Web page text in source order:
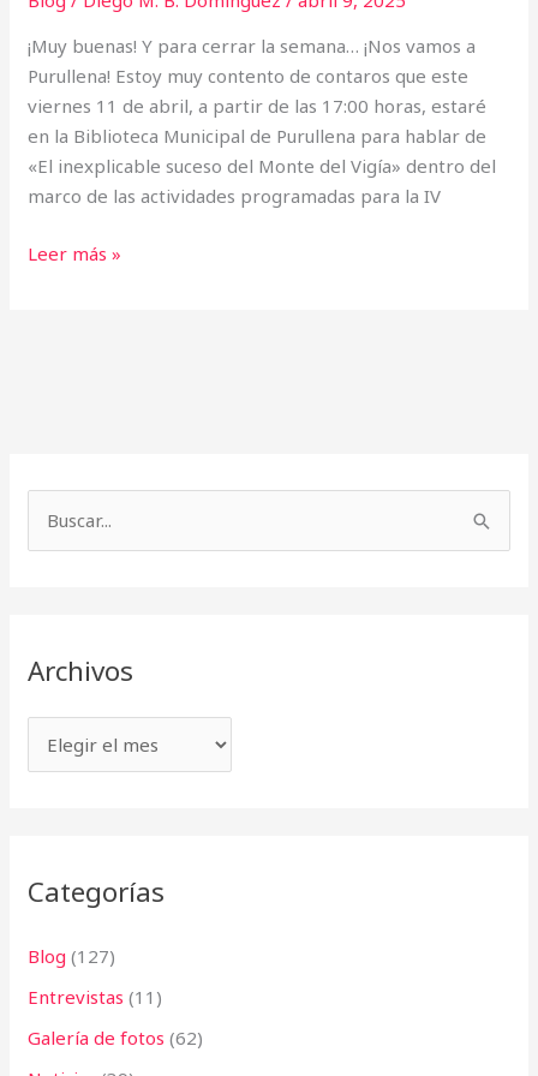
¡Muy buenas! Y para cerrar la semana… ¡Nos vamos a
Purullena! Estoy muy contento de contaros que este
viernes 11 de abril, a partir de las 17:00 horas, estaré
en la Biblioteca Municipal de Purullena para hablar de
«El inexplicable suceso del Monte del Vigía» dentro del
marco de las actividades programadas para la IV
Leer más »
a
o
Archivos
o
s
Categorías
Blog (127)
Entrevistas (11)
Galería de fotos (62)